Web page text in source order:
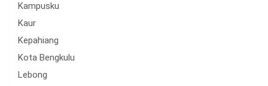
Kampusku
Kaur
Kepahiang
Kota Bengkulu
Lebong